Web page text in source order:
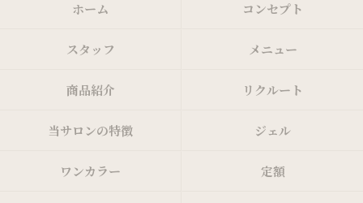
ホーム コンセプト
スタッフ メニュー
商品紹介 リクルート
当サロンの特徴 ジェル
ワンカラー 定額